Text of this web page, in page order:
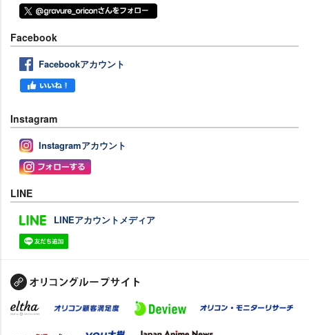
Facebook
Facebookアカウント
Instagram
Instagramアカウント
LINE
LINEアカウントメディア